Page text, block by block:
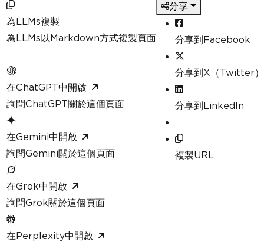
為LLMs複製
為LLMs以Markdown方式複製頁面
在ChatGPT中開啟
詢問ChatGPT關於這個頁面
在Gemini中開啟
詢問Gemini關於這個頁面
在Grok中開啟
詢問Grok關於這個頁面
在Perplexity中開啟
分享
分享到Facebook
分享到X（Twitter）
分享到LinkedIn
複製URL